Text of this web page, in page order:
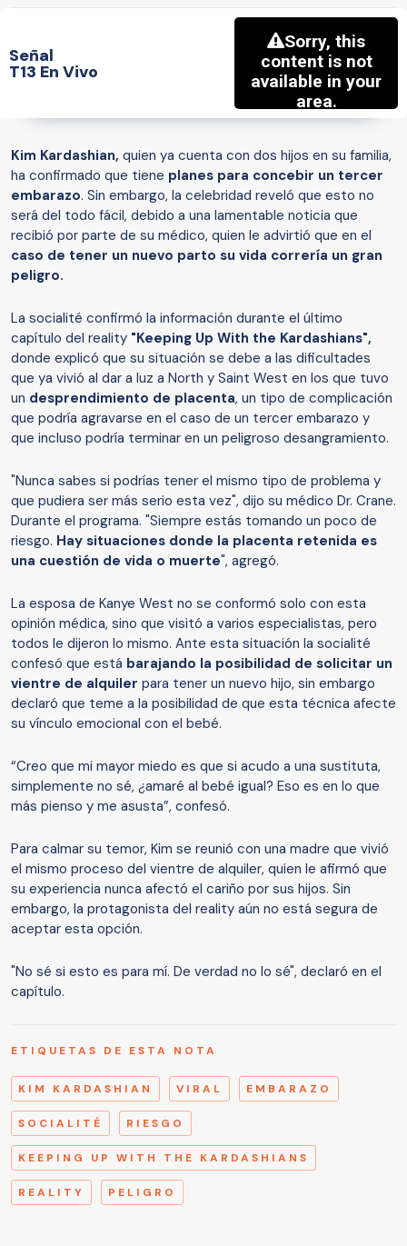
Señal
T13 En Vivo
Kim Kardashian, quien ya cuenta con dos hijos en su familia,
ha confirmado que tiene planes para concebir un tercer
embarazo. Sin embargo, la celebridad reveló que esto no
será del todo fácil, debido a una lamentable noticia que
recibió por parte de su médico, quien le advirtió que en el
caso de tener un nuevo parto su vida correría un gran
peligro.
La socialité confirmó la información durante el último
capítulo del reality "Keeping Up With the Kardashians",
donde explicó que su situación se debe a las dificultades
que ya vivió al dar a luz a North y Saint West en los que tuvo
un desprendimiento de placenta, un tipo de complicación
que podría agravarse en el caso de un tercer embarazo y
que incluso podría terminar en un peligroso desangramiento.
"Nunca sabes si podrías tener el mismo tipo de problema y
que pudiera ser más serio esta vez", dijo su médico Dr. Crane.
Durante el programa. "Siempre estás tomando un poco de
riesgo. Hay situaciones donde la placenta retenida es
una cuestión de vida o muerte", agregó.
La esposa de Kanye West no se conformó solo con esta
opinión médica, sino que visitó a varios especialistas, pero
todos le dijeron lo mismo. Ante esta situación la socialité
confesó que está barajando la posibilidad de solicitar un
vientre de alquiler para tener un nuevo hijo, sin embargo
declaró que teme a la posibilidad de que esta técnica afecte
su vínculo emocional con el bebé.
“Creo que mi mayor miedo es que si acudo a una sustituta,
simplemente no sé, ¿amaré al bebé igual? Eso es en lo que
más pienso y me asusta”, confesó.
Para calmar su temor, Kim se reunió con una madre que vivió
el mismo proceso del vientre de alquiler, quien le afirmó que
su experiencia nunca afectó el cariño por sus hijos. Sin
embargo, la protagonista del reality aún no está segura de
aceptar esta opción.
"No sé si esto es para mí. De verdad no lo sé", declaró en el
capítulo.
ETIQUETAS DE ESTA NOTA
KIM KARDASHIAN VIRAL EMBARAZO
SOCIALITÉ RIESGO
KEEPING UP WITH THE KARDASHIANS
REALITY PELIGRO